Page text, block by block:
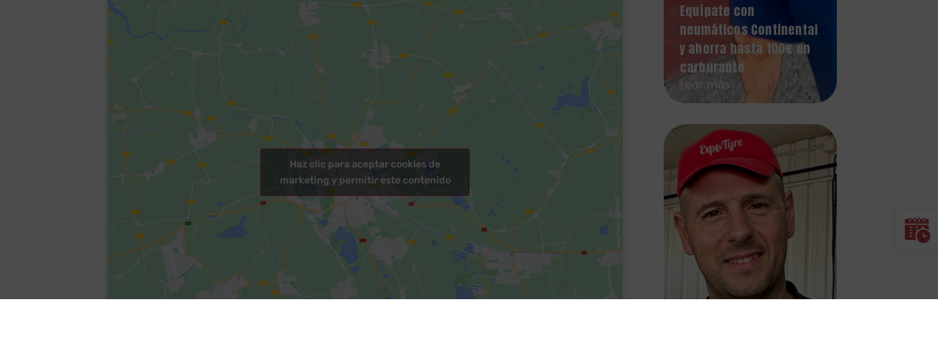
Haz clic para aceptar cookies de
marketing y permitir este contenido
Equípate con
neumáticos Continental
y ahorra hasta 100€ en
carburante
Leer más